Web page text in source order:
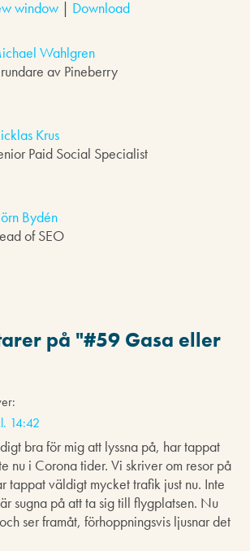
window | Download
Wahlgren
av Pineberry
Krus
Paid Social Specialist
Bydén
of SEO
på "#59 Gasa eller
14:42
bra för mig att lyssna på, har tappat
nu i Corona tider. Vi skriver om resor på
tappat väldigt mycket trafik just nu. Inte
sugna på att ta sig till flygplatsen. Nu
ser framåt, förhoppningsvis ljusnar det